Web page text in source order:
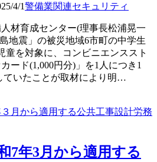
4/1警備業関連セキュリティ
材育成センター(理事長松浦晃一
地震」の被災地域6市町の中学生
童を対象に、コンビニエンススト
ード(1,000円分)」を1人につき1
ていたことが取材により明…
7年3月から適用する